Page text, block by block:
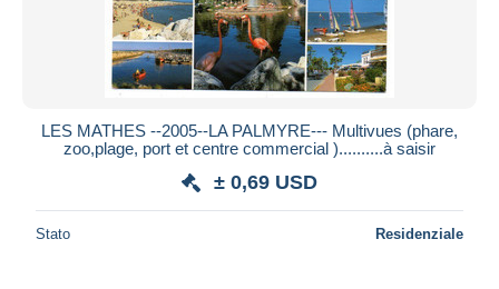
LES MATHES --2005--LA PALMYRE--- Multivues (phare,
zoo,plage, port et centre commercial )..........à saisir
± 0,69 USD
Stato Residenziale